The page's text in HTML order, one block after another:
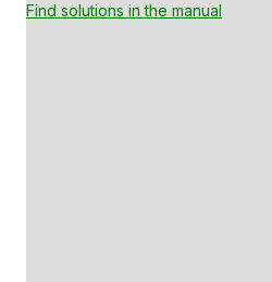
Find solutions in the manual